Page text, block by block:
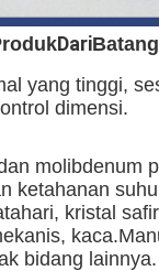
Dari
yang tinggi,
dimensi.
molibdenum
ketahanan
kristal
bidang lainnya.